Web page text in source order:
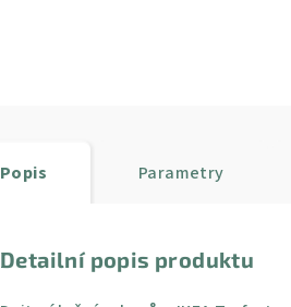
Popis Parametry
Detailní popis produktu